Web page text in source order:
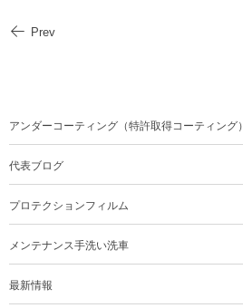
Prev
アンダーコーティング（特許取得コーティング）
代表ブログ
プロテクションフィルム
メンテナンス手洗い洗車
最新情報